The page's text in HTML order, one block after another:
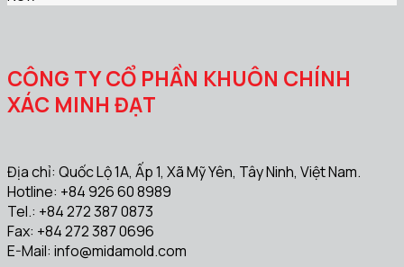
CÔNG TY CỔ PHẦN KHUÔN CHÍNH
XÁC MINH ĐẠT
Địa chỉ: Quốc Lộ 1A, Ấp 1, Xã Mỹ Yên, Tây Ninh, Việt Nam.
Hotline: +84 926 60 8989
Tel.: +84 272 387 0873
Fax: +84 272 387 0696
E-Mail: info@midamold.com